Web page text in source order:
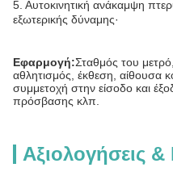
5. Αυτοκινητική ανάκαμψη
εξωτερικής δύναμης·
Εφαρμογή:Σταθμός του
αθλητισμός, έκθεση, αίθουσα
συμμετοχή στην είσοδο και
πρόσβασης κλπ.
Αξιολογήσεις